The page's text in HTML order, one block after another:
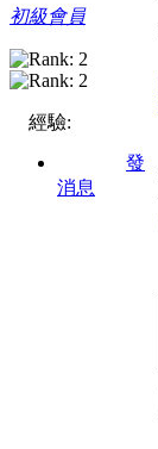
初級會員
經驗:
發
消息